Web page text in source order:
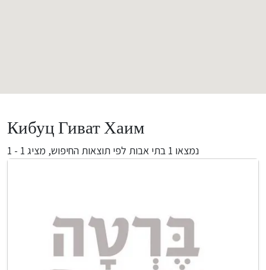
Кибуц Гиват Хаим
נמצאו 1 בתי אבות לפי תוצאות החיפוש, מציג 1 - 1